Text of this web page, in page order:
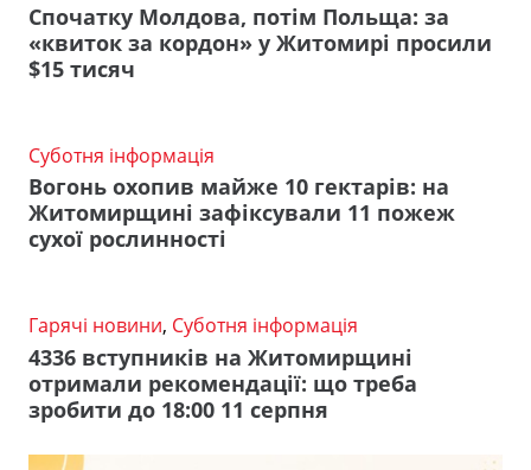
Спочатку Молдова, потім Польща: за
«квиток за кордон» у Житомирі просили
$15 тисяч
Суботня інформація
Вогонь охопив майже 10 гектарів: на
Житомирщині зафіксували 11 пожеж
сухої рослинності
Гарячі новини, Суботня інформація
4336 вступників на Житомирщині
отримали рекомендації: що треба
зробити до 18:00 11 серпня